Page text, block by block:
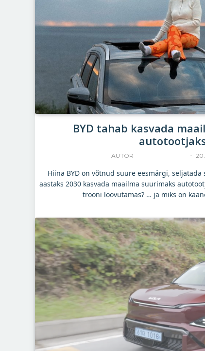
BYD tahab kasvada
AUTOR
Hiina BYD on võtnud suure eesmärgi,
aastaks 2030 kasvada maailma suurimaks
trooni loovutamas? … ja miks on